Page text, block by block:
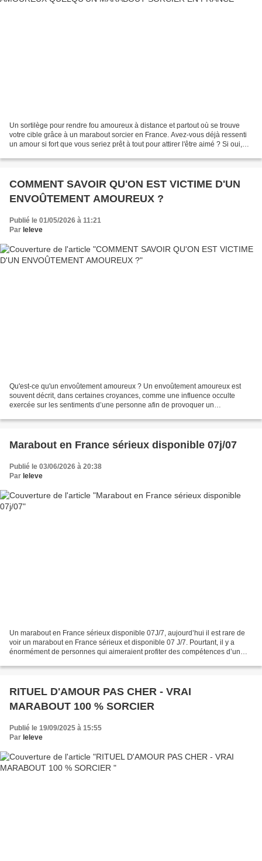
Un sortilège pour rendre fou amoureux à distance et partout où se trouve
votre cible grâce à un marabout sorcier en France. Avez-vous déjà ressenti
un amour si fort que vous seriez prêt à tout pour attirer l'être aimé ? Si oui,
COMMENT SAVOIR QU'ON EST VICTIME D'UN
ENVOÛTEMENT AMOUREUX ?
Publié le 01/05/2026 à 11:21
Par leleve
Qu'est-ce qu'un envoûtement amoureux ? Un envoûtement amoureux est
souvent décrit, dans certaines croyances, comme une influence occulte
exercée sur les sentiments d’une personne afin de provoquer un
Marabout en France sérieux disponible 07j/07
Publié le 03/06/2026 à 20:38
Par leleve
Un marabout en France sérieux disponible 07J/7, aujourd’hui il est rare de
voir un marabout en France sérieux et disponible 07 J/7. Pourtant, il y a
énormément de personnes qui aimeraient profiter des compétences d’un
RITUEL D'AMOUR PAS CHER - VRAI
MARABOUT 100 % SORCIER
Publié le 19/09/2025 à 15:55
Par leleve